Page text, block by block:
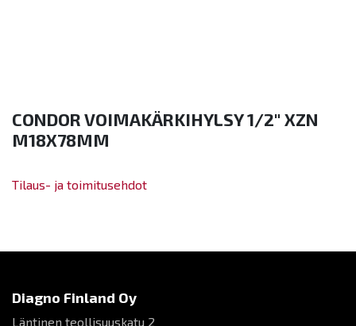
CONDOR VOIMAKÄRKIHYLSY 1/2" XZN
M18X78MM
Tilaus- ja toimitusehdot
Diagno Finland Oy
Läntinen teollisuuskatu 2